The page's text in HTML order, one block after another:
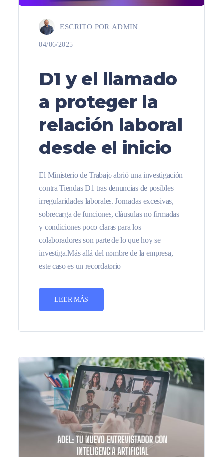
ESCRITO POR ADMIN
04/06/2025
D1 y el llamado
a proteger la
relación laboral
desde el inicio
El Ministerio de Trabajo abrió una investigación
contra Tiendas D1 tras denuncias de posibles
irregularidades laborales. Jornadas excesivas,
sobrecarga de funciones, cláusulas no firmadas
y condiciones poco claras para los
colaboradores son parte de lo que hoy se
investiga.Más allá del nombre de la empresa,
este caso es un recordatorio
LEER MÁS